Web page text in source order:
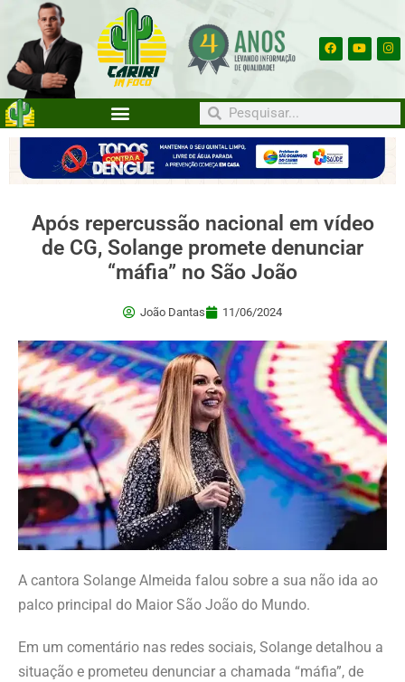
Após repercussão nacional em vídeo
de CG, Solange promete denunciar
“máfia” no São João
João Dantas 11/06/2024
A cantora Solange Almeida falou sobre a sua não ida ao
palco principal do Maior São João do Mundo.
Em um comentário nas redes sociais, Solange detalhou a
situação e prometeu denunciar a chamada “máfia”, de